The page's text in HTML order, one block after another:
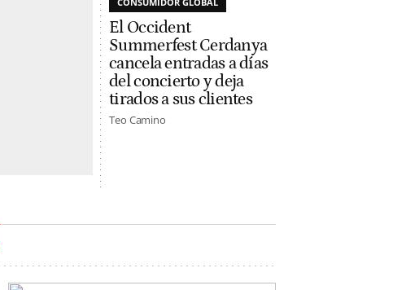
El Occident
Summerfest Cerdanya
cancela entradas a días
del concierto y deja
tirados a sus clientes
Teo Camino